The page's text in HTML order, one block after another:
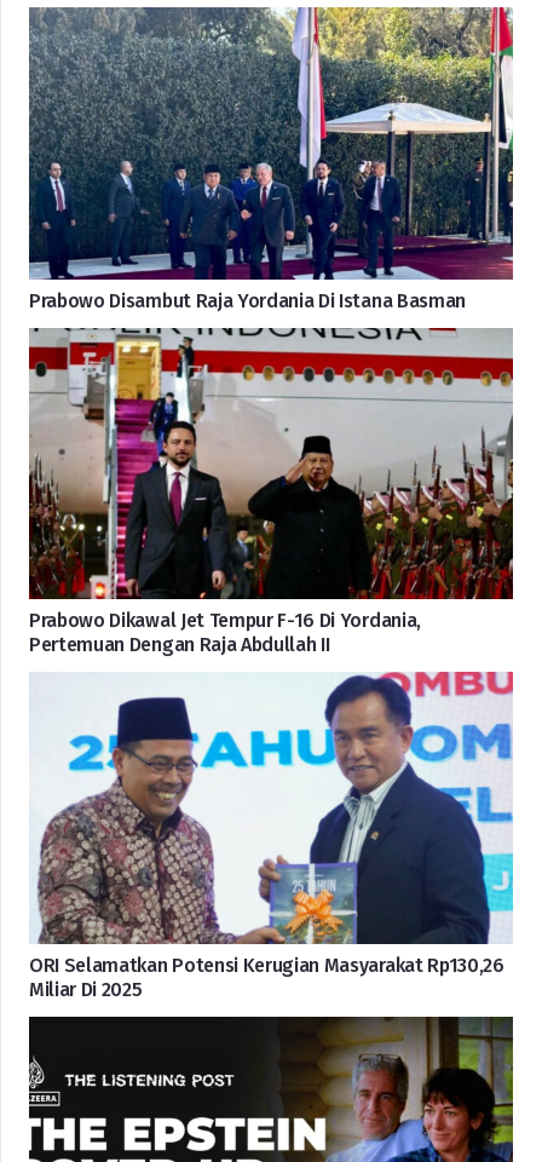
Prabowo Disambut Raja Yordania Di Istana Basman
Prabowo Dikawal Jet Tempur F-16 Di Yordania,
Pertemuan Dengan Raja Abdullah II
ORI Selamatkan Potensi Kerugian Masyarakat Rp130,26
Miliar Di 2025